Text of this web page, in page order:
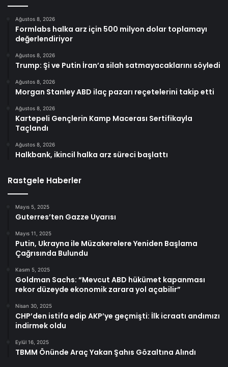
Ağustos 8, 2026
Formlabs halka arz için 500 milyon dolar toplamayı
değerlendiriyor
Ağustos 8, 2026
Trump: Şi ve Putin İran’a silah satmayacaklarını söyledi
Ağustos 8, 2026
Morgan Stanley ABD ilaç pazarı reçetelerini takip etti
Ağustos 8, 2026
Kartepeli Gençlerin Kamp Macerası Sertifikayla
Taçlandı
Ağustos 8, 2026
Halkbank, ikincil halka arz süreci başlattı
Rastgele Haberler
Mayıs 5, 2025
Guterres’ten Gazze Uyarısı
Mayıs 11, 2025
Putin, Ukrayna ile Müzakerelere Yeniden Başlama
Çağrısında Bulundu
Kasım 5, 2025
Goldman Sachs: “Mevcut ABD hükümet kapanması
rekor düzeyde ekonomik zarara yol açabilir”
Nisan 30, 2025
CHP’den istifa edip AKP’ye geçmişti: İlk icraatı andımızı
indirmek oldu
Eylül 16, 2025
TBMM Önünde Araç Yakan Şahıs Gözaltına Alındı